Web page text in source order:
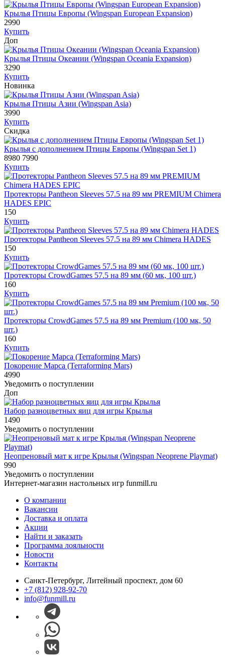
Крылья Птицы Европы (Wingspan European Expansion)
2990
Купить
Доп
Крылья Птицы Океании (Wingspan Oceania Expansion)
3290
Купить
Новинка
Крылья Птицы Азии (Wingspan Asia)
3990
Купить
Скидка
Крылья с дополнением Птицы Европы (Wingspan Set 1)
8980 7990
Купить
Протекторы Pantheon Sleeves 57.5 на 89 мм PREMIUM Chimera
HADES EPIC
150
Купить
Протекторы Pantheon Sleeves 57.5 на 89 мм Chimera HADES
150
Купить
Протекторы CrowdGames 57.5 на 89 мм (60 мк, 100 шт.)
160
Купить
Протекторы CrowdGames 57.5 на 89 мм Premium (100 мк, 50
шт.)
160
Купить
Покорение Марса (Terraforming Mars)
4990
Уведомить о поступлении
Доп
Набор разноцветных яиц для игры Крылья
1490
Уведомить о поступлении
Неопреновый мат к игре Крылья (Wingspan Neoprene Playmat)
990
Уведомить о поступлении
Интернет-магазин настольных игр funmill.ru
О компании
Вакансии
Доставка и оплата
Акции
Найти и заказать
Программа лояльности
Новости
Контакты
Санкт-Петербург, Литейный проспект, дом 60
+7 (812) 928-92-70
info@funmill.ru